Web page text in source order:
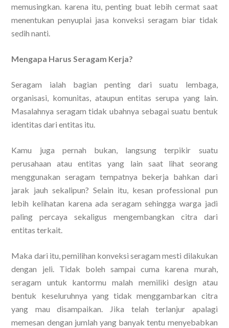
memusingkan. karena itu, penting buat lebih cermat saat
menentukan penyuplai jasa konveksi seragam biar tidak
sedih nanti.
Mengapa Harus Seragam Kerja?
Seragam ialah bagian penting dari suatu lembaga,
organisasi, komunitas, ataupun entitas serupa yang lain.
Masalahnya seragam tidak ubahnya sebagai suatu bentuk
identitas dari entitas itu.
Kamu juga pernah bukan, langsung terpikir suatu
perusahaan atau entitas yang lain saat lihat seorang
menggunakan seragam tempatnya bekerja bahkan dari
jarak jauh sekalipun? Selain itu, kesan professional pun
lebih kelihatan karena ada seragam sehingga warga jadi
paling percaya sekaligus mengembangkan citra dari
entitas terkait.
Maka dari itu, pemilihan konveksi seragam mesti dilakukan
dengan jeli. Tidak boleh sampai cuma karena murah,
seragam untuk kantormu malah memiliki design atau
bentuk keseluruhnya yang tidak menggambarkan citra
yang mau disampaikan. Jika telah terlanjur apalagi
memesan dengan jumlah yang banyak tentu menyebabkan